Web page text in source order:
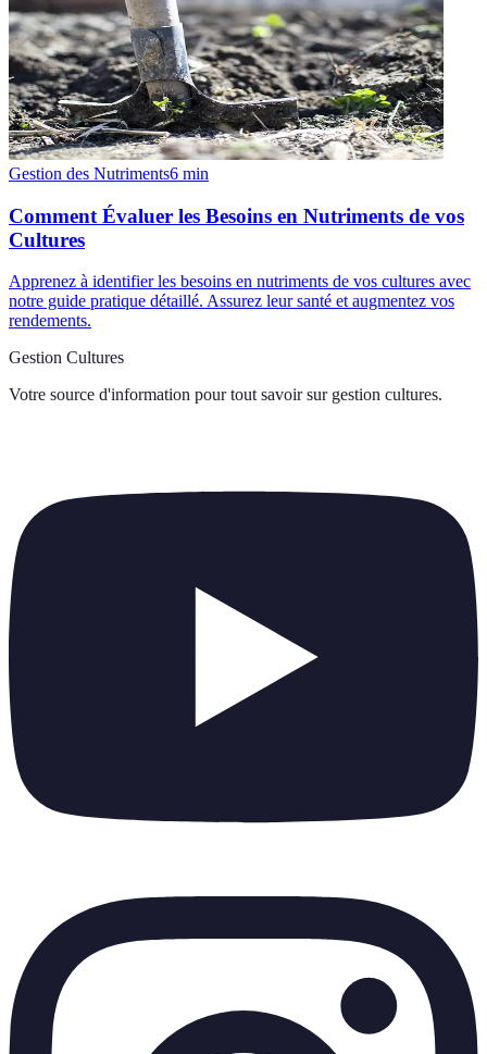
Gestion des Nutriments6 min
Comment Évaluer les Besoins en Nutriments de vos
Cultures
Apprenez à identifier les besoins en nutriments de vos cultures avec
notre guide pratique détaillé. Assurez leur santé et augmentez vos
rendements.
Gestion Cultures
Votre source d'information pour tout savoir sur gestion cultures.